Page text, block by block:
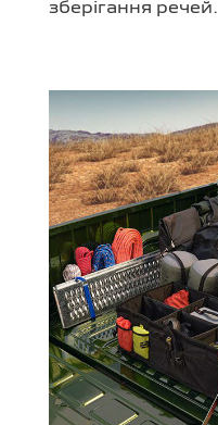
зберігання речей.